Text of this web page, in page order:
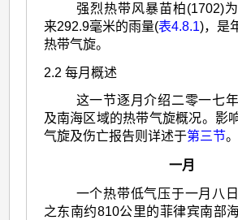
强烈热带风暴苗柏(1702)
来292.9毫米的雨量(表4.8.1)，是
热带气旋。
2.2 每月概述
这一节逐月介绍二零一七
及南海区域的热带气旋概况。影
气旋及伤亡报告则详述于第三节。
一月
一个热带低气压于一月八
之东南约810公里的菲律宾南部